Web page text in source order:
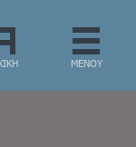
ΜΕΝΟΥ